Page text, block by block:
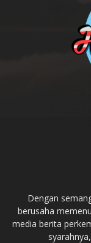
Dengan
berusaha
media berita